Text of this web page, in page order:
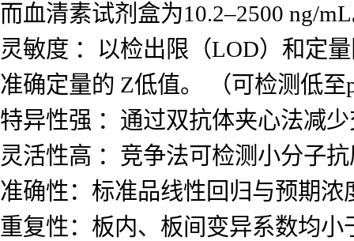
而血清素试剂盒为10.2–2500 ng/
灵敏度 ：以检出限（LOD）和定
准确定量的 Z低值。 （可检测低
特异性强 ：通过双抗体夹心法减
灵活性高 ：竞争法可检测小分子
准确性：标准品线性回归与预期浓
重复性：板内、板间变异系数均小